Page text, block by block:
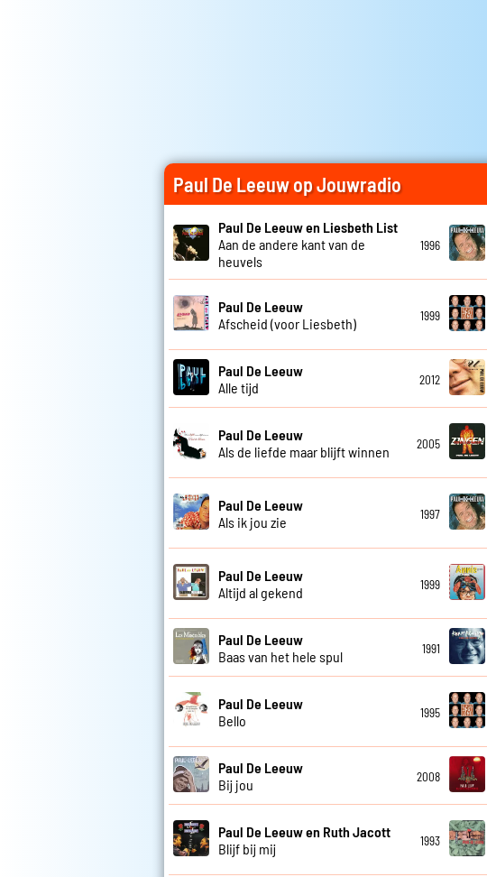
Paul De Leeuw op Jouwradio
Paul De Leeuw en Liesbeth List
Aan de andere kant van de
heuvels
1996
Paul De Leeuw
Afscheid (voor Liesbeth)
1999
Paul De Leeuw
Alle tijd
2012
Paul De Leeuw
Als de liefde maar blijft winnen
2005
Paul De Leeuw
Als ik jou zie
1997
Paul De Leeuw
Altijd al gekend
1999
Paul De Leeuw
Baas van het hele spul
1991
Paul De Leeuw
Bello
1995
Paul De Leeuw
Bij jou
2008
Paul De Leeuw en Ruth Jacott
Blijf bij mij
1993